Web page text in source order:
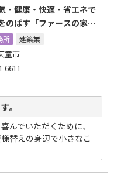
・健康・快適・省エネで
のばす「ファースの家」
さい。
所 建築業
童市
6611
。
んでいただくために、
替えの身辺で小さなこ